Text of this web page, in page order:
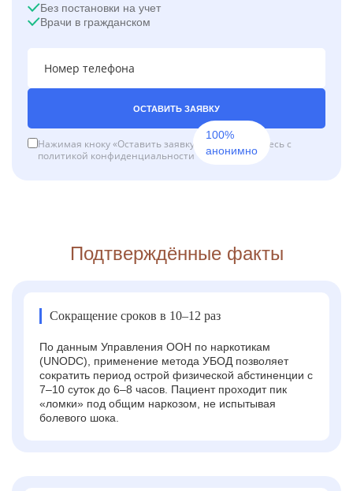
Без постановки на учет
Врачи в гражданском
ОСТАВИТЬ ЗАЯВКУ
Нажимая кноку «Оставить заявку», вы соглашаетесь с
политикой конфиденциальности
100%
анонимно
Подтверждённые факты
Сокращение сроков в 10–12 раз
По данным Управления ООН по наркотикам
(UNODC), применение метода УБОД позволяет
сократить период острой физической абстиненции с
7–10 суток до 6–8 часов. Пациент проходит пик
«ломки» под общим наркозом, не испытывая
болевого шока.